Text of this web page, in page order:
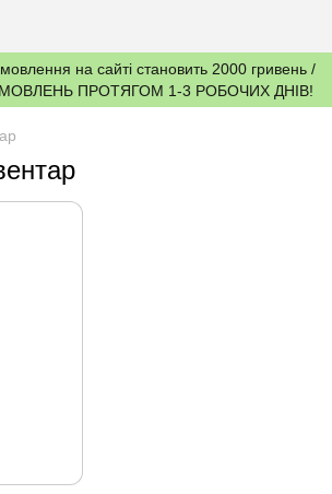
на сайті становить 2000 гривень /
ПРОТЯГОМ 1-3 РОБОЧИХ ДНІВ!